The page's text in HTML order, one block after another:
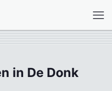
in De Donk